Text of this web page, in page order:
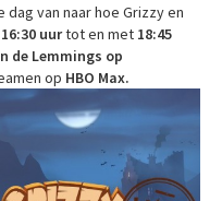
dag van naar hoe Grizzy en
16:30 uurtot en met 18:45
de Lemmings op
op HBO Max.